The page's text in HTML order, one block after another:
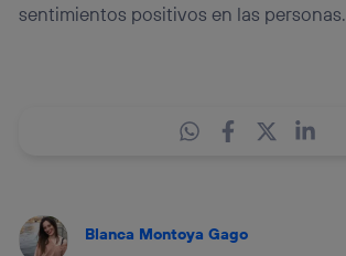
sentimientos positivos en las personas.
Blanca Montoya Gago